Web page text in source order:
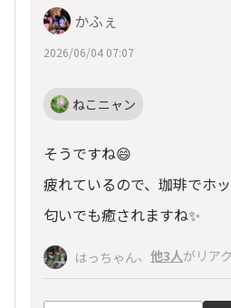
かふぇ
2026/06/04 07:07
ねこニャン
そうですね😄
疲れているので、珈琲でホ
匂いでも癒されますね✨
はっちゃん、 他3人がリア